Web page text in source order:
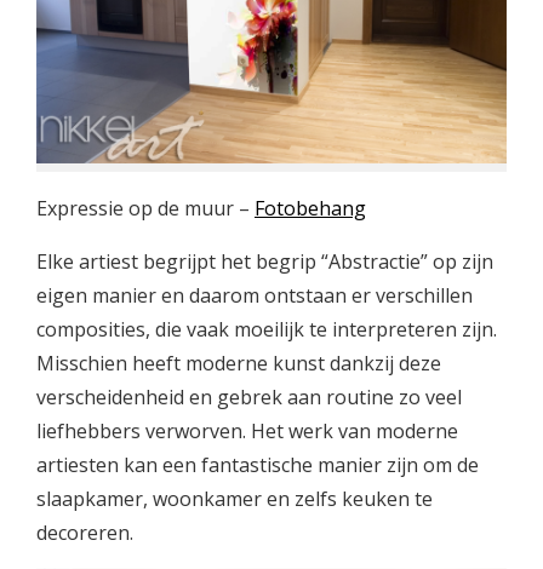
Expressie op de muur – Fotobehang
Elke artiest begrijpt het begrip “Abstractie” op zijn
eigen manier en daarom ontstaan er verschillen
composities, die vaak moeilijk te interpreteren zijn.
Misschien heeft moderne kunst dankzij deze
verscheidenheid en gebrek aan routine zo veel
liefhebbers verworven. Het werk van moderne
artiesten kan een fantastische manier zijn om de
slaapkamer, woonkamer en zelfs keuken te
decoreren.